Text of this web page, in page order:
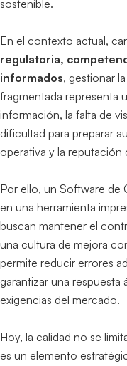
sostenible.
En el contexto actual,
regulatoria,
informados, gestionar
fragmentada representa
información, la falta de
dificultad para preparar
operativa y la reputación
Por ello, un Software de
en una herramienta
buscan mantener el
una cultura de mejora
permite reducir errores
garantizar una
exigencias del mercado.
Hoy, la calidad no se
es un elemento